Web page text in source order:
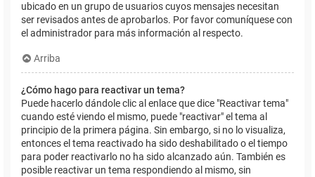
ubicado en un grupo de usuarios cuyos mensajes necesitan
ser revisados antes de aprobarlos. Por favor comuníquese con
el administrador para más información al respecto.
Arriba
¿Cómo hago para reactivar un tema?
Puede hacerlo dándole clic al enlace que dice "Reactivar tema"
cuando esté viendo el mismo, puede "reactivar" el tema al
principio de la primera página. Sin embargo, si no lo visualiza,
entonces el tema reactivado ha sido deshabilitado o el tiempo
para poder reactivarlo no ha sido alcanzado aún. También es
posible reactivar un tema respondiendo al mismo, sin